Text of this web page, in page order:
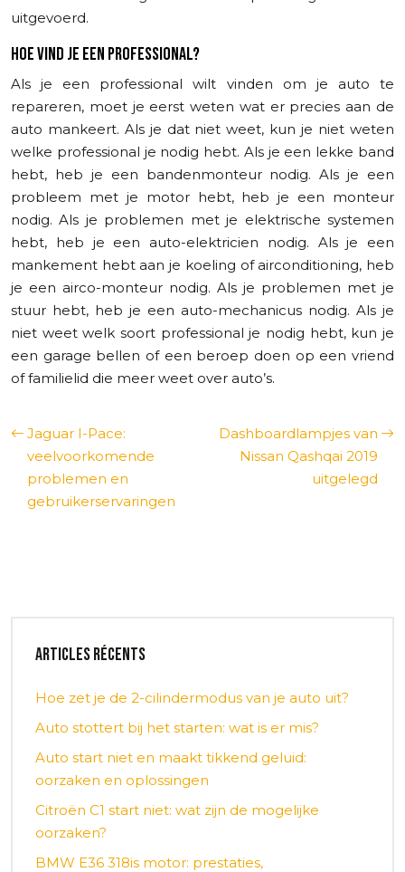
uitgevoerd.
HOE VIND JE EEN PROFESSIONAL?
Als je een professional wilt vinden om je auto te
repareren, moet je eerst weten wat er precies aan de
auto mankeert. Als je dat niet weet, kun je niet weten
welke professional je nodig hebt. Als je een lekke band
hebt, heb je een bandenmonteur nodig. Als je een
probleem met je motor hebt, heb je een monteur
nodig. Als je problemen met je elektrische systemen
hebt, heb je een auto-elektricien nodig. Als je een
mankement hebt aan je koeling of airconditioning, heb
je een airco-monteur nodig. Als je problemen met je
stuur hebt, heb je een auto-mechanicus nodig. Als je
niet weet welk soort professional je nodig hebt, kun je
een garage bellen of een beroep doen op een vriend
of familielid die meer weet over auto’s.
Jaguar I-Pace:
veelvoorkomende
problemen en
gebruikerservaringen
Dashboardlampjes van
Nissan Qashqai 2019
uitgelegd
Articles récents
Hoe zet je de 2-cilindermodus van je auto uit?
Auto stottert bij het starten: wat is er mis?
Auto start niet en maakt tikkend geluid:
oorzaken en oplossingen
Citroën C1 start niet: wat zijn de mogelijke
oorzaken?
BMW E36 318is motor: prestaties,